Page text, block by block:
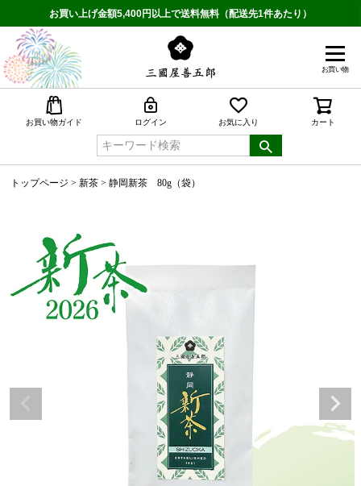
お買い上げ金額5,400円以上で送料無料（配送先1件あたり）
お買い物
お買い物ガイド ログイン お気に入り カート
トップページ 新茶 静岡新茶 80g（袋）